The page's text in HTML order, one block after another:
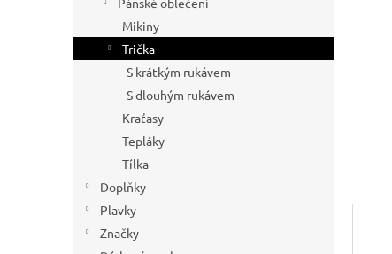
e
l
Mikiny
Trička
S krátkým rukávem
S dlouhým rukávem
Kraťasy
Tepláky
Tílka
Doplňky
Plavky
Značky